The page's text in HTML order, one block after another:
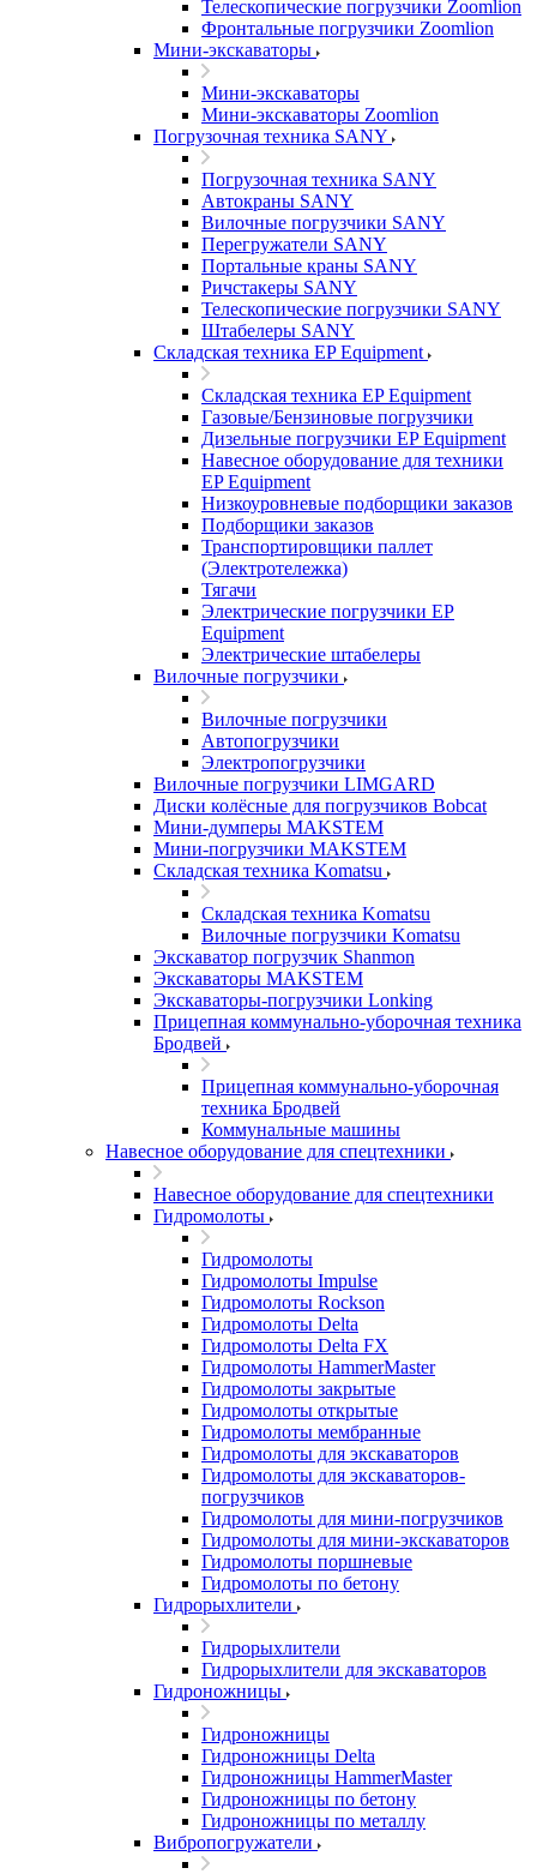
Телескопические погрузчики Zoomlion
Фронтальные погрузчики Zoomlion
Мини-экскаваторы
Мини-экскаваторы
Мини-экскаваторы Zoomlion
Погрузочная техника SANY
Погрузочная техника SANY
Автокраны SANY
Вилочные погрузчики SANY
Перегружатели SANY
Портальные краны SANY
Ричстакеры SANY
Телескопические погрузчики SANY
Штабелеры SANY
Складская техника EP Equipment
Складская техника EP Equipment
Газовые/Бензиновые погрузчики
Дизельные погрузчики EP Equipment
Навесное оборудование для техники
EP Equipment
Низкоуровневые подборщики заказов
Подборщики заказов
Транспортировщики паллет
(Электротележка)
Тягачи
Электрические погрузчики EP
Equipment
Электрические штабелеры
Вилочные погрузчики
Вилочные погрузчики
Автопогрузчики
Электропогрузчики
Вилочные погрузчики LIMGARD
Диски колёсные для погрузчиков Bobcat
Мини-думперы MAKSTEM
Мини-погрузчики MAKSTEM
Складская техника Komatsu
Складская техника Komatsu
Вилочные погрузчики Komatsu
Экскаватор погрузчик Shanmon
Экскаваторы MAKSTEM
Экскаваторы-погрузчики Lonking
Прицепная коммунально-уборочная техника
Бродвей
Прицепная коммунально-уборочная
техника Бродвей
Коммунальные машины
Навесное оборудование для спецтехники
Навесное оборудование для спецтехники
Гидромолоты
Гидромолоты
Гидромолоты Impulse
Гидромолоты Rockson
Гидромолоты Delta
Гидромолоты Delta FX
Гидромолоты HammerMaster
Гидромолоты закрытые
Гидромолоты открытые
Гидромолоты мембранные
Гидромолоты для экскаваторов
Гидромолоты для экскаваторов-
погрузчиков
Гидромолоты для мини-погрузчиков
Гидромолоты для мини-экскаваторов
Гидромолоты поршневые
Гидромолоты по бетону
Гидрорыхлители
Гидрорыхлители
Гидрорыхлители для экскаваторов
Гидроножницы
Гидроножницы
Гидроножницы Delta
Гидроножницы HammerMaster
Гидроножницы по бетону
Гидроножницы по металлу
Вибропогружатели